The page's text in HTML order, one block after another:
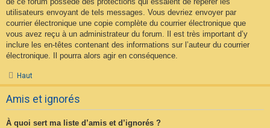
utilisateurs envoyant de tels messages. Vous devriez envoyer par
courrier électronique une copie complète du courrier électronique que
vous avez reçu à un administrateur du forum. Il est très important d’y
inclure les en-têtes contenant des informations sur l’auteur du courrier
électronique. Il pourra alors agir en conséquence.
Haut
Amis et ignorés
À quoi sert ma liste d’amis et d’ignorés ?